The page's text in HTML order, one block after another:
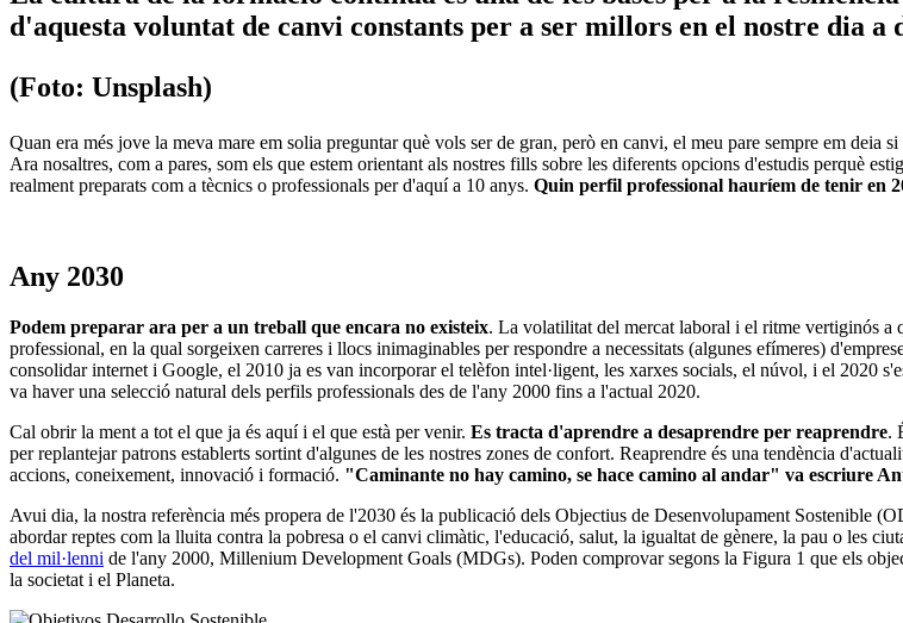
d'aquesta voluntat de canvi constants per a ser millors en el nostre dia a
(Foto: Unsplash)
Quan era més jove la meva mare em solia preguntar què vols ser de gran, però en canvi, el meu pare sempre em
Ara nosaltres, com a pares, som els que estem orientant als nostres fills sobre les diferents opcions d'estudis perquè
realment preparats com a tècnics o professionals per d'aquí a 10 anys. Quin perfil professional hauríem de tenir en
Any 2030
Podem preparar ara per a un treball que encara no existeix. La volatilitat del mercat laboral i el ritme vertiginós a
professional, en la qual sorgeixen carreres i llocs inimaginables per respondre a necessitats (algunes efímeres)
consolidar internet i Google, el 2010 ja es van incorporar el telèfon intel·ligent, les xarxes socials, el núvol, i el 2020
va haver una selecció natural dels perfils professionals des de l'any 2000 fins a l'actual 2020.
Cal obrir la ment a tot el que ja és aquí i el que està per venir. Es tracta d'aprendre a desaprendre per reaprendre.
per replantejar patrons establerts sortint d'algunes de les nostres zones de confort. Reaprendre és una tendència
accions, coneixement, innovació i formació. "Caminante no hay camino, se hace camino al andar" va escriure
Avui dia, la nostra referència més propera de l'2030 és la publicació dels Objectius de Desenvolupament Sostenible
abordar reptes com la lluita contra la pobresa o el canvi climàtic, l'educació, salut, la igualtat de gènere, la pau o les
del mil·lenni de l'any 2000, Millenium Development Goals (MDGs). Poden comprovar segons la Figura 1 que els
la societat i el Planeta.